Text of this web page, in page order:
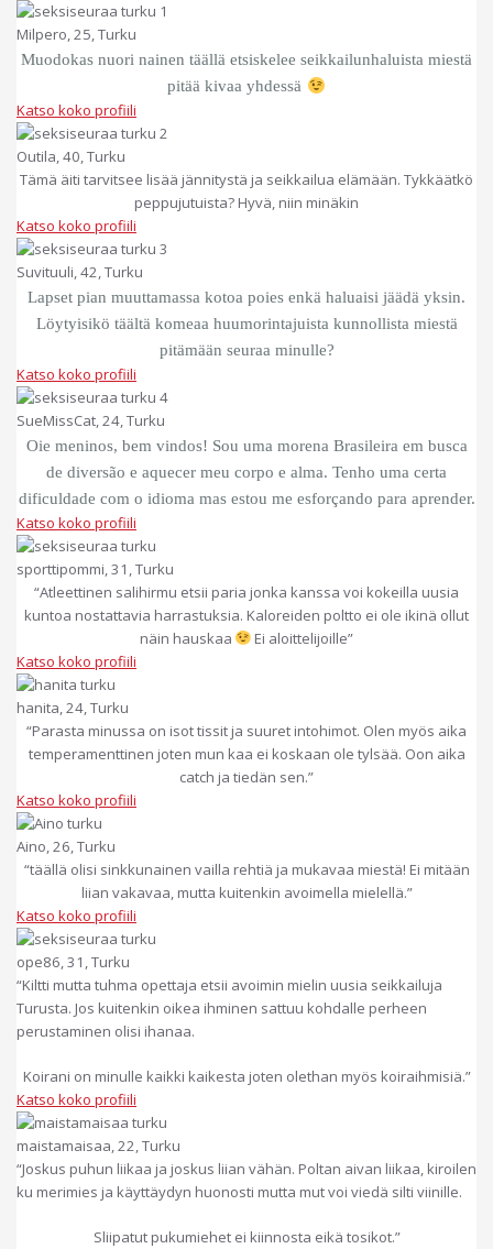
Milpero, 25, Turku
Muodokas nuori nainen täällä etsiskelee seikkailunhaluista miestä
pitää kivaa yhdessä
Katso koko profiili
Outila, 40, Turku
Tämä äiti tarvitsee lisää jännitystä ja seikkailua elämään. Tykkäätkö
peppujutuista? Hyvä, niin minäkin
Katso koko profiili
Suvituuli, 42, Turku
Lapset pian muuttamassa kotoa poies enkä haluaisi jäädä yksin.
Löytyisikö täältä komeaa huumorintajuista kunnollista miestä
pitämään seuraa minulle?
Katso koko profiili
SueMissCat, 24, Turku
Oie meninos, bem vindos! Sou uma morena Brasileira em busca
de diversão e aquecer meu corpo e alma. Tenho uma certa
dificuldade com o idioma mas estou me esforçando para aprender.
Katso koko profiili
sporttipommi, 31, Turku
“Atleettinen salihirmu etsii paria jonka kanssa voi kokeilla uusia
kuntoa nostattavia harrastuksia. Kaloreiden poltto ei ole ikinä ollut
näin hauskaa
Ei aloittelijoille”
Katso koko profiili
hanita, 24, Turku
“Parasta minussa on isot tissit ja suuret intohimot. Olen myös aika
temperamenttinen joten mun kaa ei koskaan ole tylsää. Oon aika
catch ja tiedän sen.”
Katso koko profiili
Aino, 26, Turku
“täällä olisi sinkkunainen vailla rehtiä ja mukavaa miestä! Ei mitään
liian vakavaa, mutta kuitenkin avoimella mielellä.”
Katso koko profiili
ope86, 31, Turku
“Kiltti mutta tuhma opettaja etsii avoimin mielin uusia seikkailuja
Turusta. Jos kuitenkin oikea ihminen sattuu kohdalle perheen
perustaminen olisi ihanaa.
Koirani on minulle kaikki kaikesta joten olethan myös koiraihmisiä.”
Katso koko profiili
maistamaisaa, 22, Turku
“Joskus puhun liikaa ja joskus liian vähän. Poltan aivan liikaa, kiroilen
ku merimies ja käyttäydyn huonosti mutta mut voi viedä silti viinille.
Sliipatut pukumiehet ei kiinnosta eikä tosikot.”